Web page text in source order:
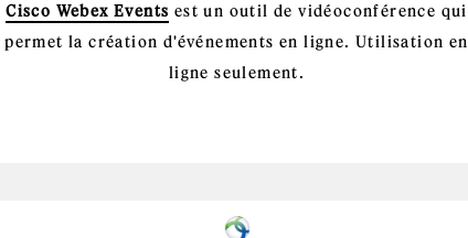
Cisco Webex Events est un outil de vidéoconférence qui
permet la création d'événements en ligne. Utilisation en
ligne seulement.